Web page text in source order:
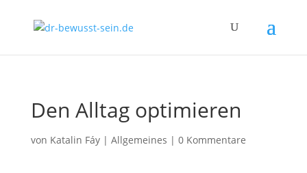
Den Alltag optimieren
von Katalin Fáy| Allgemeines | 0 Kommentare